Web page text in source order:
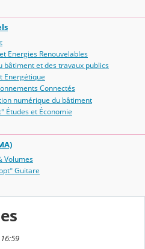
Energies Renouvelables
bâtiment et des travaux publics
Energétique
Connectés
numérique du bâtiment
Études et Économie
Volumes
Guitare